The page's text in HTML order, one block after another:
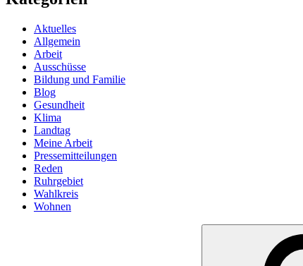
Aktuelles
Allgemein
Arbeit
Ausschüsse
Bildung und Familie
Blog
Gesundheit
Klima
Landtag
Meine Arbeit
Pressemitteilungen
Reden
Ruhrgebiet
Wahlkreis
Wohnen